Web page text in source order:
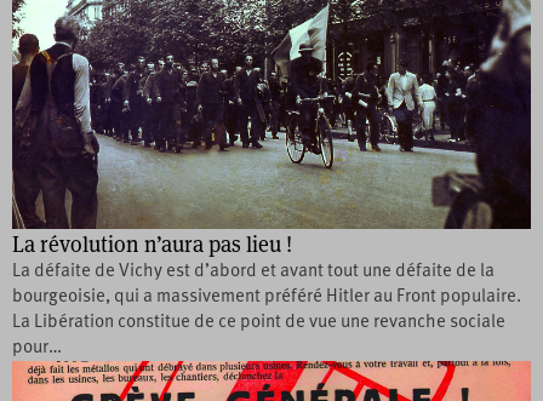
La révolution n’aura pas lieu !
La défaite de Vichy est d’abord et avant tout une défaite de la
bourgeoisie, qui a massivement préféré Hitler au Front populaire.
La Libération constitue de ce point de vue une revanche sociale
pour…